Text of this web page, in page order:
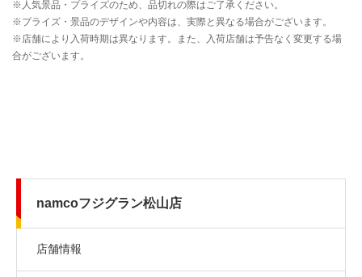
namcoフジグラン松山店
店舗情報